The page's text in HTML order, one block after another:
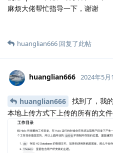
麻烦大佬帮忙指导一下，谢谢
huanglian666 回复了此帖
huanglian666 2024年5月
huanglian666
找到了，我
本地上传方式下上传的所有的文